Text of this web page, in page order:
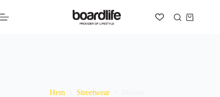
till
innehåll
Varukorg
Hem Streetwear